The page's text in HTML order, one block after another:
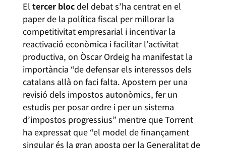
El tercer blocdel debat s’ha centrat en el
paper de la política fiscal per millorar la
competitivitat empresarial i incentivar la
reactivació econòmica i facilitar l’activitat
productiva, on Òscar Ordeig ha manifestat la
importància “de defensar els interessos dels
catalans allà on faci falta. Apostem per una
revisió dels impostos autonòmics, fer un
estudis per posar ordre i per un sistema
d’impostos progressius” mentre que Torrent
ha expressat que “el model de finançament
singular és la gran aposta per la Generalitat de